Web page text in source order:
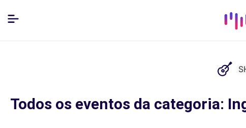
Todos os eventos da categoria: